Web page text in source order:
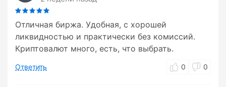
Отличная биржа. Удобная, с хорошей
ликвидностью и практически без комиссий.
Криптовалют много, есть, что выбрать.
Ответить 0 0